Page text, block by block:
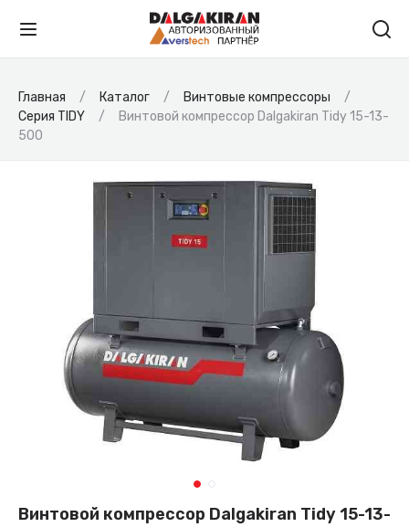
Главная Каталог
Винтовые компрессоры
Серия TIDY
Винтовой компрессор Dalgakiran Tidy 15-13-
500
Винтовой компрессор Dalgakiran Tidy 15-13-